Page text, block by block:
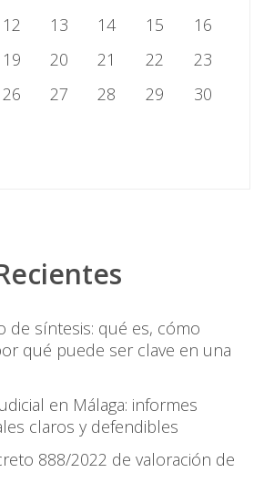
12 13 14 15
16
19 20 21 22
23
26 27 28 29
30
de síntesis: qué es, cómo
qué puede ser clave en una
en Málaga: informes
claros y defendibles
888/2022 de valoración de